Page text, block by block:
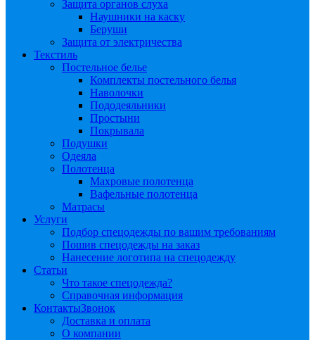
Защита органов слуха
Наушники на каску
Беруши
Защита от электричества
Текстиль
Постельное белье
Комплекты постельного белья
Наволочки
Пододеяльники
Простыни
Покрывала
Подушки
Одеяла
Полотенца
Махровые полотенца
Вафельные полотенца
Матрасы
Услуги
Подбор спецодежды по вашим требованиям
Пошив спецодежды на заказ
Нанесение логотипа на спецодежду
Статьи
Что такое спецодежда?
Справочная информация
КонтактыЗвонок
Доставка и оплата
О компании